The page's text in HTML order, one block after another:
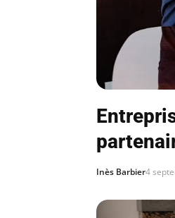
Inès Barbier4